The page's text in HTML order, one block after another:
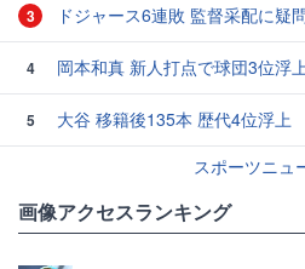
3 ドジャース6連敗 監督采配に疑
4 岡本和真 新人打点で球団3位浮
5
大谷 移籍後135本 歴代4位浮上
スポーツニュ
画像アクセスランキング